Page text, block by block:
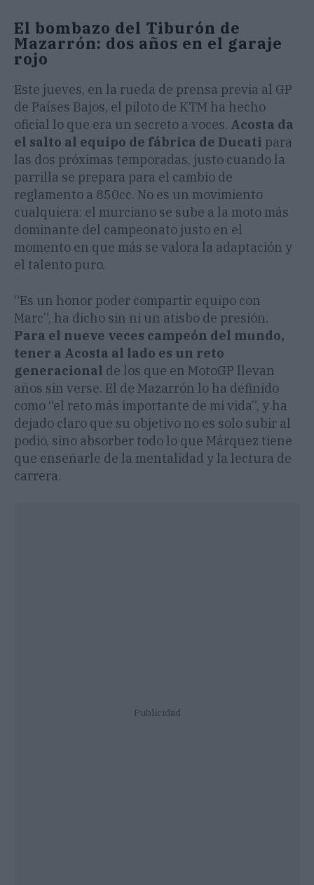
El bombazo del Tiburón de
Mazarrón: dos años en el garaje
rojo
Este jueves, en la rueda de prensa previa al GP
de Países Bajos, el piloto de KTM ha hecho
oficial lo que era un secreto a voces. Acosta da
el salto al equipo de fábrica de Ducati para
las dos próximas temporadas, justo cuando la
parrilla se prepara para el cambio de
reglamento a 850cc. No es un movimiento
cualquiera: el murciano se sube a la moto más
dominante del campeonato justo en el
momento en que más se valora la adaptación y
el talento puro.
“Es un honor poder compartir equipo con
Marc”, ha dicho sin ni un atisbo de presión.
Para el nueve veces campeón del mundo,
tener a Acosta al lado es un reto
generacional de los que en MotoGP llevan
años sin verse. El de Mazarrón lo ha definido
como “el reto más importante de mi vida”, y ha
dejado claro que su objetivo no es solo subir al
podio, sino absorber todo lo que Márquez tiene
que enseñarle de la mentalidad y la lectura de
carrera.
Publicidad